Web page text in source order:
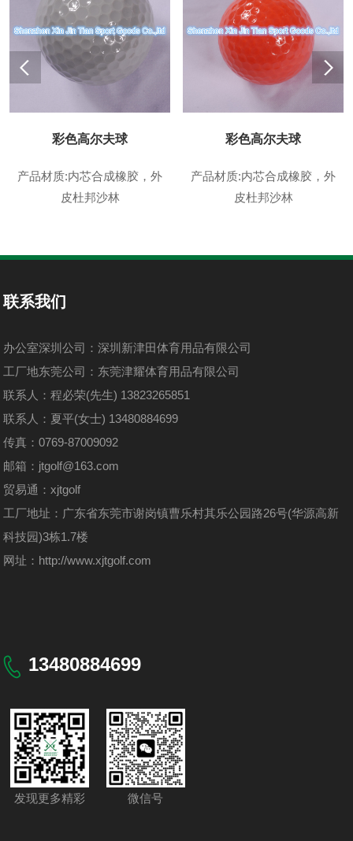
彩色高尔夫球
产品材质:内芯合成橡胶，外
皮杜邦沙林
彩色高尔夫球
产品材质:内芯合成橡胶，外
皮杜邦沙林
联系我们
办公室深圳公司：深圳新津田体育用品有限公司
工厂地东莞公司：东莞津耀体育用品有限公司
联系人：程必荣(先生) 13823265851
联系人：夏平(女士) 13480884699
传真：0769-87009092
邮箱：jtgolf@163.com
贸易通：xjtgolf
工厂地址：广东省东莞市谢岗镇曹乐村其乐公园路26号(华源高新
科技园)3栋1.7楼
网址： http://www.xjtgolf.com
13480884699
发现更多精彩 微信号